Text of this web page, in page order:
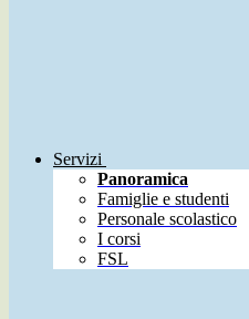
Servizi
Panoramica
Famiglie e studenti
Personale scolastico
I corsi
FSL